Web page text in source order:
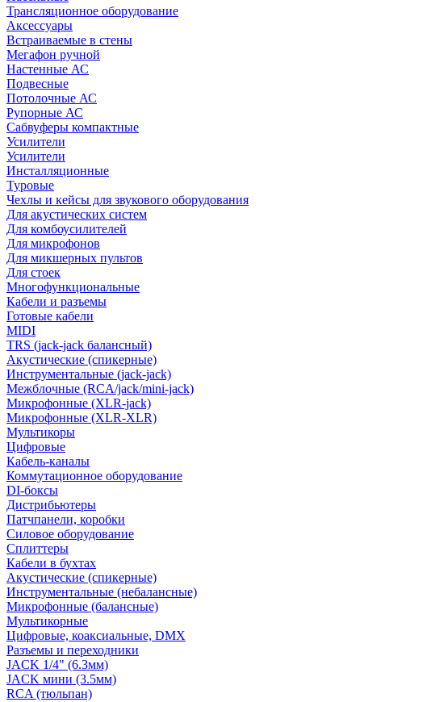
Трансляционное оборудование
Аксессуары
Встраиваемые в стены
Мегафон ручной
Настенные АС
Подвесные
Потолочные АС
Рупорные АС
Сабвуферы компактные
Усилители
Усилители
Инсталляционные
Туровые
Чехлы и кейсы для звукового оборудования
Для акустических систем
Для комбоусилителей
Для микрофонов
Для микшерных пультов
Для стоек
Многофункциональные
Кабели и разъемы
Готовые кабели
MIDI
TRS (jack-jack балансный)
Акустические (спикерные)
Инструментальные (jack-jack)
Межблочные (RCA/jack/mini-jack)
Микрофонные (XLR-jack)
Микрофонные (XLR-XLR)
Мультикоры
Цифровые
Кабель-каналы
Коммутационное оборудование
DI-боксы
Дистрибьютеры
Патчпанели, коробки
Силовое оборудование
Сплиттеры
Кабели в бухтах
Акустические (спикерные)
Инструментальные (небалансные)
Микрофонные (балансные)
Мультикорные
Цифровые, коаксиальные, DMX
Разъемы и переходники
JACK 1/4" (6.3мм)
JACK мини (3.5мм)
RCA (тюльпан)